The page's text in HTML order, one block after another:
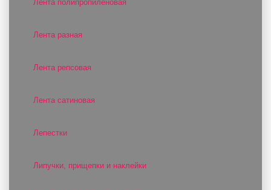
Лента полипропиленовая
Лента разная
Лента репсовая
Лента сатиновая
Лепестки
Липучки, прищепки и наклейки